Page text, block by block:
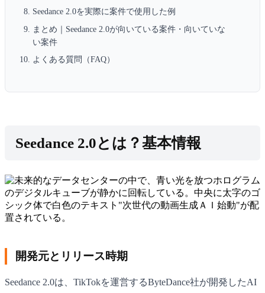
Seedance 2.0を実際に案件で使用した例
まとめ｜Seedance 2.0が向いている案件・向いていな
い案件
よくある質問（FAQ）
Seedance 2.0とは？基本情報
開発元とリリース時期
Seedance 2.0は、TikTokを運営するByteDance社が開発したAI